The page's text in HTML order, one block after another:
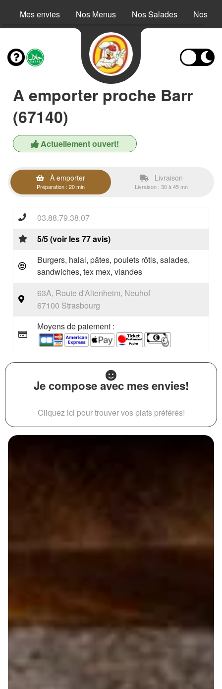
Mes envies Nos Menus Nos Salades Nos
A emporter proche Barr
(67140)
Actuellement ouvert!
À emporter
Préparation : 20 min
Livraison
Livraison : 30 à 45 mn
03.88.79.38.07
5/5 (voir les 77 avis)
Burgers, halal, pâtes, poulets rôtis, salades,
sandwiches, tex mex, viandes
63A, Route d'Altenheim, Neuhof
67100 Strasbourg
Moyens de paiement :
Je compose avec mes envies!
Cliquez ici pour trouver vos plats préférés!